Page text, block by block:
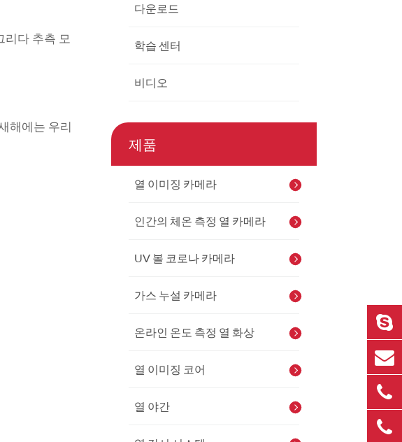
리다 추측 모
해에는 우리
다운로드
학습 센터
비디오
제품
열 이미징 카메라
인간의 체온 측정 열 카메라
UV 볼 코로나 카메라
가스 누설 카메라
온라인 온도 측정 열 화상
열 이미징 코어
열 야간